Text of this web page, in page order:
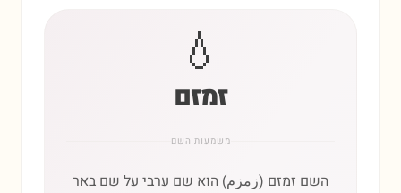
💧
זמזם
משמעות השם
השם זמזם (زمزم) הוא שם ערבי על שם באר